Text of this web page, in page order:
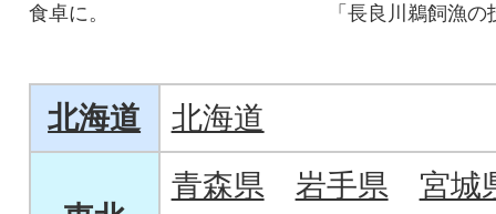
食卓に。
「長良川鵜飼漁の
北海道 北海道
青森県 岩手県 宮城